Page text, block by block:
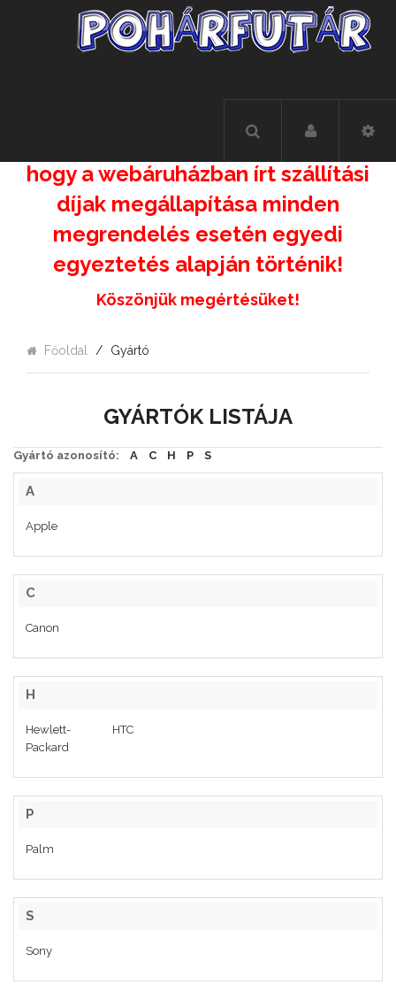
tekintettel, felhívjuk figyelmüket,
hogy a webáruházban írt szállítási
díjak megállapítása minden
megrendelés esetén egyedi
egyeztetés alapján történik!
Köszönjük megértésüket!
Főoldal Gyártó
GYÁRTÓK LISTÁJA
Gyártó azonosító: A C H P S
A
Apple
C
Canon
H
Hewlett-
Packard
HTC
P
Palm
S
Sony